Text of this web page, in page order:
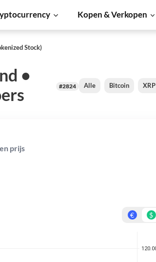
Kopen & Verkopen
Stock)
•
#2824 Alle Bitcoin XRP
prijs
€ $